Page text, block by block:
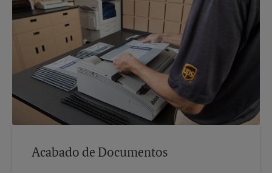
Acabado de Documentos